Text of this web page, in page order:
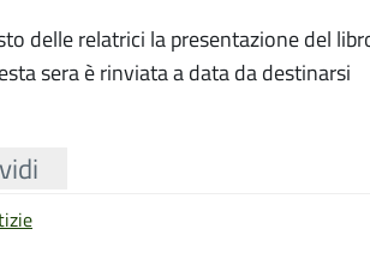
delle relatrici la presentazione del
sera è rinviata a data da destinarsi